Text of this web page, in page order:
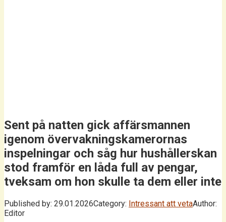
Sent på natten gick affärsmannen
igenom övervakningskamerornas
inspelningar och såg hur hushållerskan
stod framför en låda full av pengar,
tveksam om hon skulle ta dem eller inte
Published by: 29.01.2026Category: Intressant att vetaAuthor:
Editor